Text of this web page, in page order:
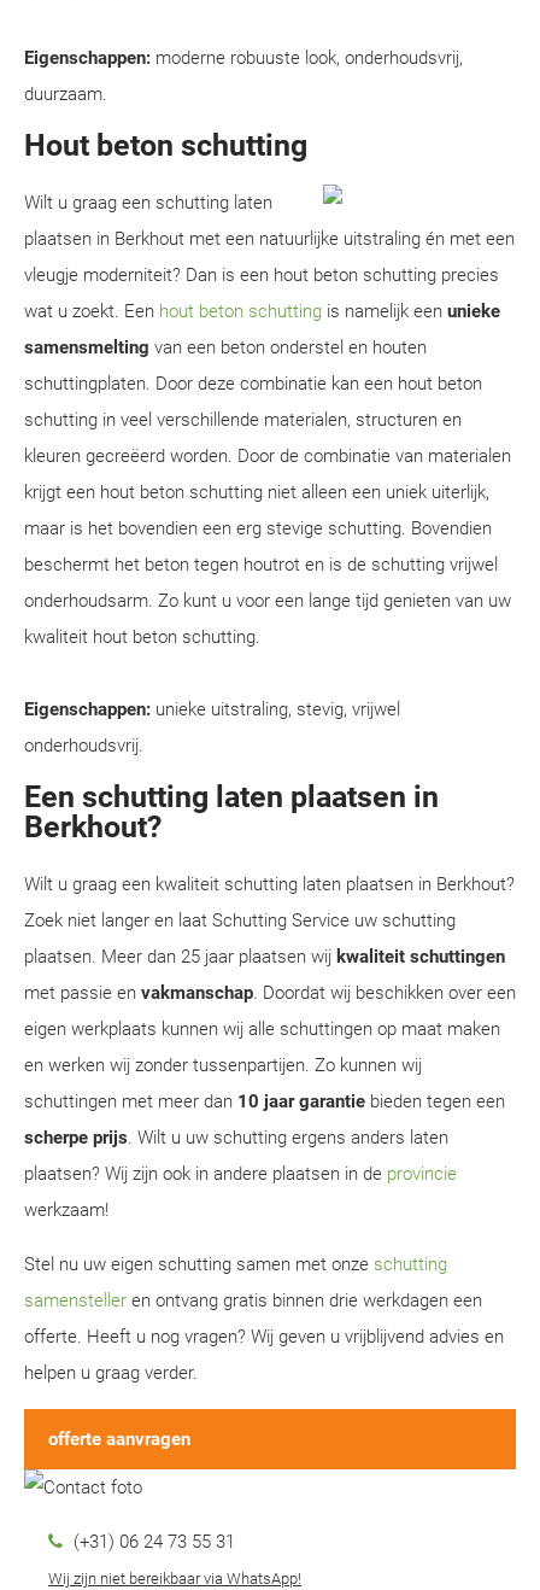
Eigenschappen: moderne robuuste look, onderhoudsvrij,
duurzaam.
Hout beton schutting
Wilt u graag een schutting laten
plaatsen in Berkhout met een natuurlijke uitstraling én met een
vleugje moderniteit? Dan is een hout beton schutting precies
wat u zoekt. Een hout beton schutting is namelijk een unieke
samensmelting van een beton onderstel en houten
schuttingplaten. Door deze combinatie kan een hout beton
schutting in veel verschillende materialen, structuren en
kleuren gecreëerd worden. Door de combinatie van materialen
krijgt een hout beton schutting niet alleen een uniek uiterlijk,
maar is het bovendien een erg stevige schutting. Bovendien
beschermt het beton tegen houtrot en is de schutting vrijwel
onderhoudsarm. Zo kunt u voor een lange tijd genieten van uw
kwaliteit hout beton schutting.
Eigenschappen: unieke uitstraling, stevig, vrijwel
onderhoudsvrij.
Een schutting laten plaatsen in
Berkhout?
Wilt u graag een kwaliteit schutting laten plaatsen in Berkhout?
Zoek niet langer en laat Schutting Service uw schutting
plaatsen. Meer dan 25 jaar plaatsen wij kwaliteit schuttingen
met passie en vakmanschap. Doordat wij beschikken over een
eigen werkplaats kunnen wij alle schuttingen op maat maken
en werken wij zonder tussenpartijen. Zo kunnen wij
schuttingen met meer dan 10 jaar garantie bieden tegen een
scherpe prijs. Wilt u uw schutting ergens anders laten
plaatsen? Wij zijn ook in andere plaatsen in de provincie
werkzaam!
Stel nu uw eigen schutting samen met onze schutting
samensteller en ontvang gratis binnen drie werkdagen een
offerte. Heeft u nog vragen? Wij geven u vrijblijvend advies en
helpen u graag verder.
offerte aanvragen
(+31) 06 24 73 55 31
Wij zijn niet bereikbaar via WhatsApp!